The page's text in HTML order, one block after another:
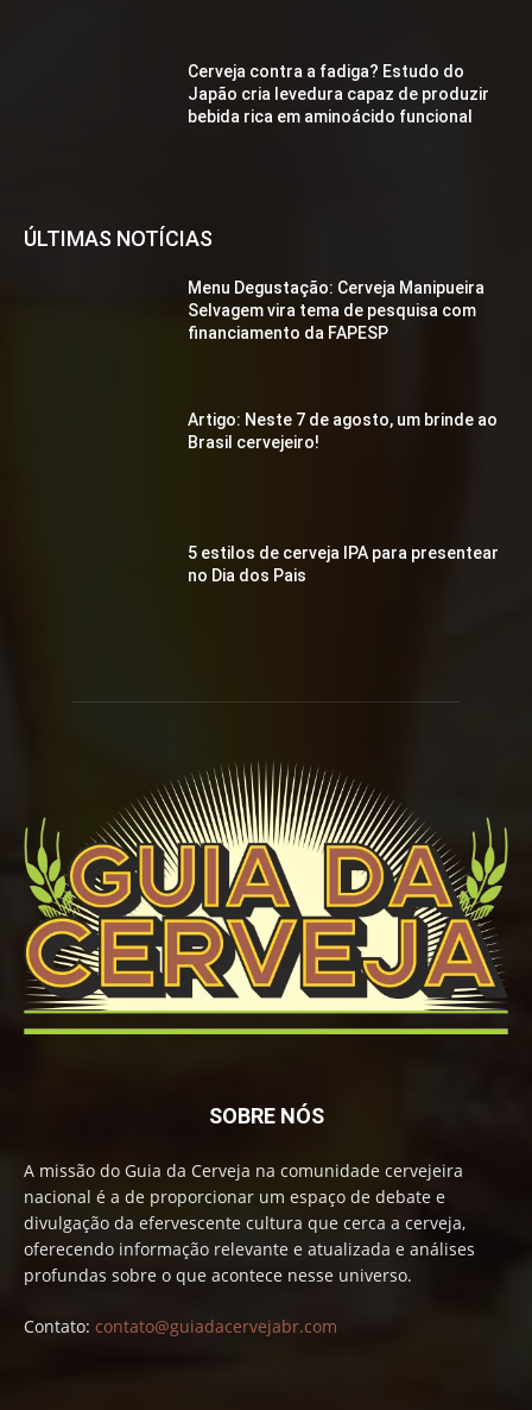
Cerveja contra a fadiga? Estudo do
Japão cria levedura capaz de produzir
bebida rica em aminoácido funcional
ÚLTIMAS NOTÍCIAS
Menu Degustação: Cerveja Manipueira
Selvagem vira tema de pesquisa com
financiamento da FAPESP
Artigo: Neste 7 de agosto, um brinde ao
Brasil cervejeiro!
5 estilos de cerveja IPA para presentear
no Dia dos Pais
SOBRE NÓS
A missão do Guia da Cerveja na comunidade cervejeira
nacional é a de proporcionar um espaço de debate e
divulgação da efervescente cultura que cerca a cerveja,
oferecendo informação relevante e atualizada e análises
profundas sobre o que acontece nesse universo.
Contato: contato@guiadacervejabr.com